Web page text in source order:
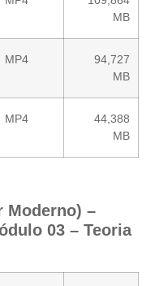
MB
MP4
94,727
MB
MP4
44,388
MB
Moderno) –
03 – Teoria